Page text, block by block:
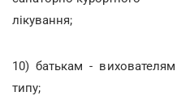
лікування;
10) батькам -
типу;